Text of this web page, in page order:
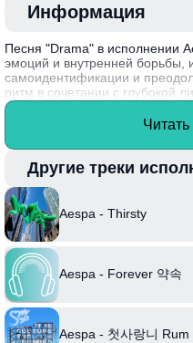
Информация
Песня "Drama" в исполнении
эмоций и внутренней борьбы,
самоидентификации и
ритм в сочетании с глубокой
напряженности и динамики,
саундтреком к моментам
энергию, побуждая танцевать
Aespa, корейская группа,
своим уникальным
виртуальные миры, что
миру.
Другие треки
Aespa - Thirsty
Aespa - Forever 약속
Aespa - 첫사랑니